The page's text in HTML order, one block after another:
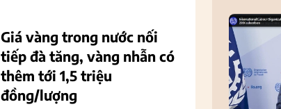
Giá vàng trong nước nối
tiếp đà tăng, vàng nhẫn có
thêm tới 1,5 triệu
đồng/lượng